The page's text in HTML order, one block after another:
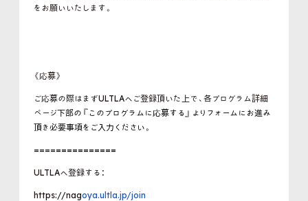
をお願いいた します。
《応募》
ご応募の際はまずULTLAへご登録頂いた上で、各プログラム詳細
ページ下部の『このプログラムに応募する』よりフォームにお進み
頂き必要事項をご入力ください。
===============
ULTLAへ登録する：
https://nagoya.ultla.jp/join